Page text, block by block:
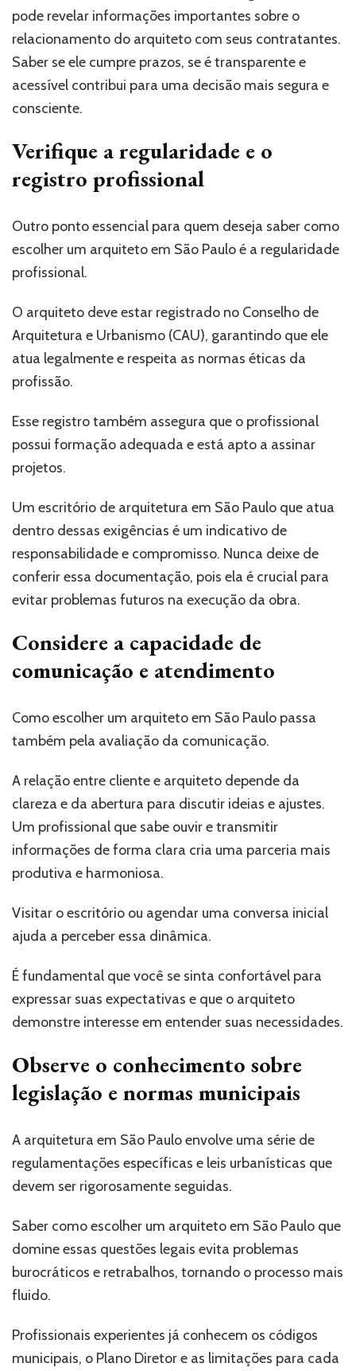
pode revelar informações importantes sobre o
relacionamento do arquiteto com seus contratantes.
Saber se ele cumpre prazos, se é transparente e
acessível contribui para uma decisão mais segura e
consciente.
Verifique a regularidade e o
registro profissional
Outro ponto essencial para quem deseja saber como
escolher um arquiteto em São Paulo é a regularidade
profissional.
O arquiteto deve estar registrado no Conselho de
Arquitetura e Urbanismo (CAU), garantindo que ele
atua legalmente e respeita as normas éticas da
profissão.
Esse registro também assegura que o profissional
possui formação adequada e está apto a assinar
projetos.
Um escritório de arquitetura em São Paulo que atua
dentro dessas exigências é um indicativo de
responsabilidade e compromisso. Nunca deixe de
conferir essa documentação, pois ela é crucial para
evitar problemas futuros na execução da obra.
Considere a capacidade de
comunicação e atendimento
Como escolher um arquiteto em São Paulo passa
também pela avaliação da comunicação.
A relação entre cliente e arquiteto depende da
clareza e da abertura para discutir ideias e ajustes.
Um profissional que sabe ouvir e transmitir
informações de forma clara cria uma parceria mais
produtiva e harmoniosa.
Visitar o escritório ou agendar uma conversa inicial
ajuda a perceber essa dinâmica.
É fundamental que você se sinta confortável para
expressar suas expectativas e que o arquiteto
demonstre interesse em entender suas necessidades.
Observe o conhecimento sobre
legislação e normas municipais
A arquitetura em São Paulo envolve uma série de
regulamentações específicas e leis urbanísticas que
devem ser rigorosamente seguidas.
Saber como escolher um arquiteto em São Paulo que
domine essas questões legais evita problemas
burocráticos e retrabalhos, tornando o processo mais
fluido.
Profissionais experientes já conhecem os códigos
municipais, o Plano Diretor e as limitações para cada